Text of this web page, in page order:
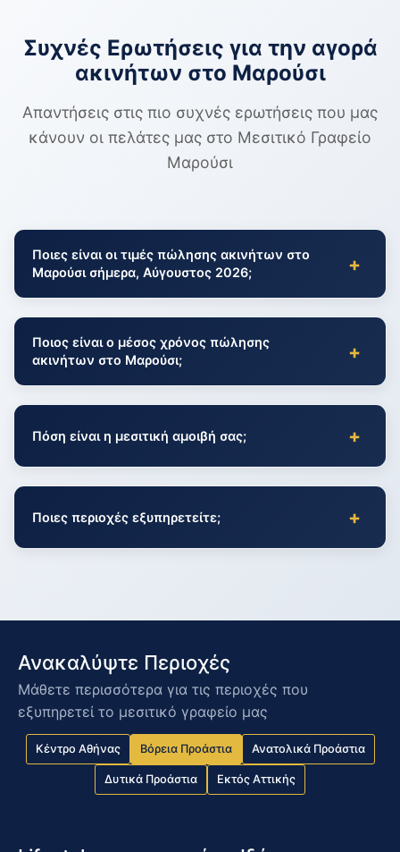
Συχνές Ερωτήσεις για την αγορά
ακινήτων στο Μαρούσι
Απαντήσεις στις πιο συχνές ερωτήσεις που μας
κάνουν οι πελάτες μας στο Μεσιτικό Γραφείο
Μαρούσι
Ποιες είναι οι τιμές πώλησης ακινήτων στο
Μαρούσι σήμερα, Αύγουστος 2026;
+
Ποιος είναι ο μέσος χρόνος πώλησης
ακινήτων στο Μαρούσι;
+
Πόση είναι η μεσιτική αμοιβή σας; +
Ποιες περιοχές εξυπηρετείτε; +
Ανακαλύψτε Περιοχές
Μάθετε περισσότερα για τις περιοχές που
εξυπηρετεί το μεσιτικό γραφείο μας
Κέντρο Αθήνας Βόρεια Προάστια Ανατολικά Προάστια
Δυτικά Προάστια Εκτός Αττικής